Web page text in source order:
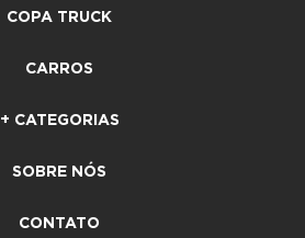
COPA TRUCK
CARROS
+ CATEGORIAS
SOBRE NÓS
CONTATO